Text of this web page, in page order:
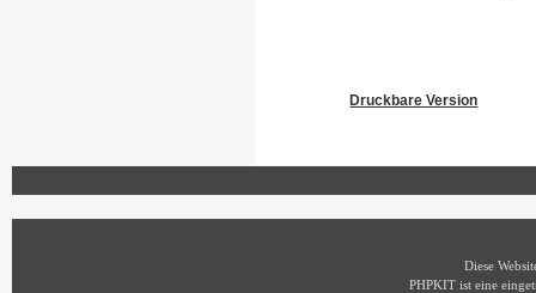
Druckbare Version
Diese
PHPKIT ist eine